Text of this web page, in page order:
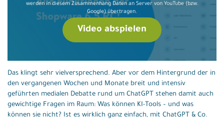
werden in diesem Zusammenhang Daten an Server von YouTube (bzw.
Google) übertragen.
Video abspielen
Das klingt sehr vielversprechend. Aber vor dem Hintergrund der in
den vergangenen Wochen und Monate breit und intensiv
geführten medialen Debatte rund um ChatGPT stehen damit auch
gewichtige Fragen im Raum: Was können KI-Tools – und was
können sie nicht? Ist es wirklich ganz einfach, mit ChatGPT & Co.